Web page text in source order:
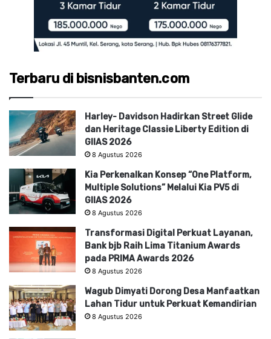
Terbaru di bisnisbanten.com
Harley- Davidson Hadirkan Street Glide
dan Heritage Classie Liberty Edition di
GIIAS 2026
8 Agustus 2026
Kia Perkenalkan Konsep “One Platform,
Multiple Solutions” Melalui Kia PV5 di
GIIAS 2026
8 Agustus 2026
Transformasi Digital Perkuat Layanan,
Bank bjb Raih Lima Titanium Awards
pada PRIMA Awards 2026
8 Agustus 2026
Wagub Dimyati Dorong Desa Manfaatkan
Lahan Tidur untuk Perkuat Kemandirian
8 Agustus 2026